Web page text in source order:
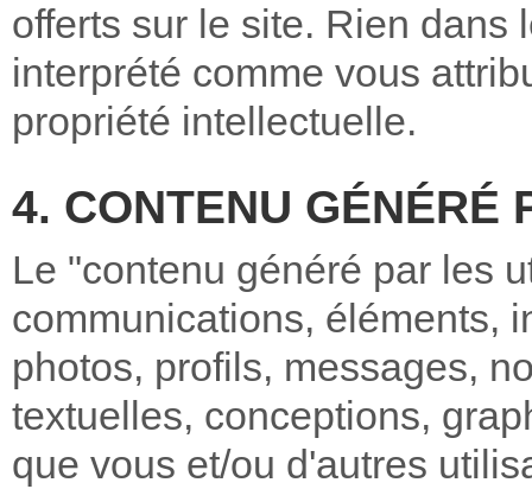
offerts sur le site. Rien dans
interprété comme vous
propriété intellectuelle.
4. CONTENU GÉNÉRÉ
Le "contenu généré par les
communications, éléments,
photos, profils, messages,
textuelles, conceptions,
que vous et/ou d'autres